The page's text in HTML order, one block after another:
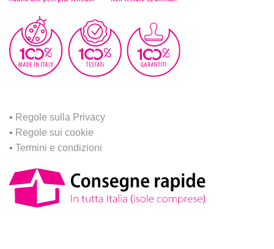
• Regole sulla Privacy
• Regole sui cookie
• Termini e condizioni